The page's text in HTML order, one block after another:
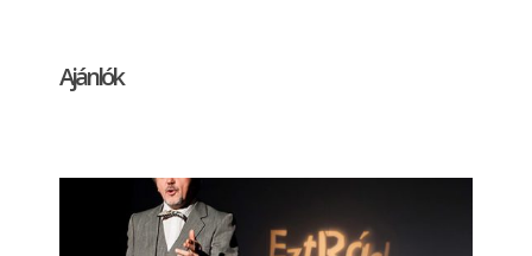
Ajánlók